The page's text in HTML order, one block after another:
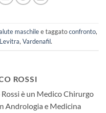
maschilee taggatoconfronto,
Levitra,Vardenafil.
ROSSI
è un Medico Chirurgo
Andrologia e Medicina